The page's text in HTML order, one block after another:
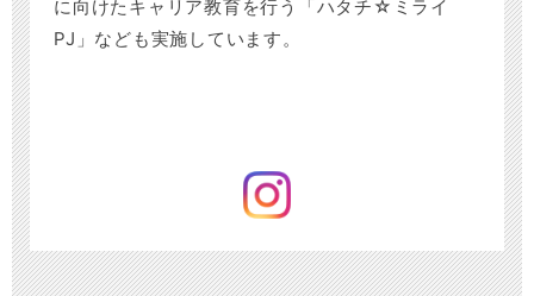
に向けたキャリア教育を行う「ハタチ☆ミライ
PJ」なども実施しています。